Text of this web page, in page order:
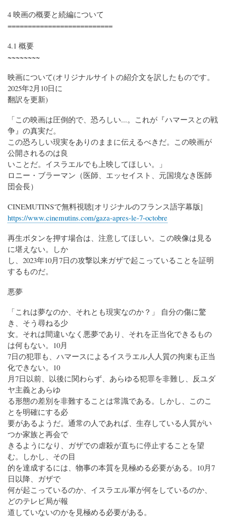
4 映画の概要と続編について
==========================
4.1 概要
~~~~~~~~
映画について(オリジナルサイトの紹介文を訳したものです。
2025年2月10日に
翻訳を更新)
「この映画は圧倒的で、恐ろしい...。これが『ハマースとの戦
争』の真実だ。
この恐ろしい現実をありのままに伝えるべきだ。この映画が
公開されるのは良
いことだ。イスラエルでも上映してほしい。」
ロニー・ブラーマン（医師、エッセイスト、元国境なき医師
団会長）
CINEMUTINSで無料視聴[オリジナルのフランス語字幕版]
https://www.cinemutins.com/gaza-apres-le-7-octobre
再生ボタンを押す場合は、注意してほしい。この映像は見る
に堪えない。しか
し、2023年10月7日の攻撃以来ガザで起こっていることを証明
するものだ。
悪夢
「これは夢なのか、それとも現実なのか？」 自分の傷に驚
き、そう尋ねる少
女。それは間違いなく悪夢であり、それを正当化できるもの
は何もない。10月
7日の犯罪も、ハマースによるイスラエル人人質の拘束も正当
化できない。10
月7日以前、以後に関わらず、あらゆる犯罪を非難し、反ユダ
ヤ主義とあらゆ
る形態の差別を非難することは常識である。しかし、このこ
とを明確にする必
要があるようだ。通常の人であれば、生存している人質がい
つか家族と再会で
きるようになり、ガザでの虐殺が直ちに停止することを望
む。しかし、その目
的を達成するには、物事の本質を見極める必要がある。10月7
日以降、ガザで
何が起こっているのか、イスラエル軍が何をしているのか、
どのテレビ局が報
道していないのかを見極める必要がある。